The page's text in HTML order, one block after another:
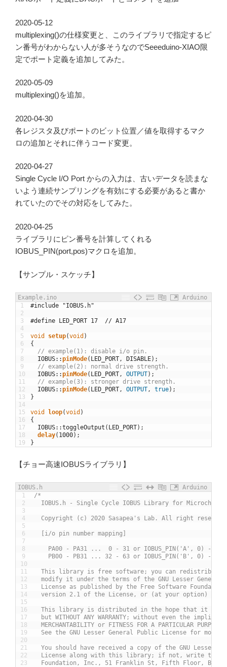
2020-05-12
multiplexing()の仕様変更と、このライブラリで指定するピ
ン番号がわからない人が多そうなのでSeeeduino-XIAO限
定でポート定義を追加してみた。
2020-05-09
multiplexing()を追加。
2020-04-30
各レジスタ及びポートのビット位置／値を取得するマク
ロの追加とそれに伴うコード変更。
2020-04-27
Single Cycle I/O Port からの入力は、古いデータを読まな
いよう連続サンプリングを有効にする必要があると書か
れていたのでその対応をしてみた。
2020-04-25
ライブラリにピン番号を計算してくれる
IOBUS_PIN(port,pos)マクロを追加。
【サンプル・スケッチ】
Example.ino
Arduino
1
2
3
4
5
6
7
8
9
10
11
12
13
14
15
16
17
18
19
#include "IOBUS.h"
#define LED_PORT 17  // A17
void setup(void )
{
// example(1): disable i/o pin.
IOBUS::pinMode( LED_PORT , DISABLE) ;
// example(2): normal drive strength.
IOBUS::pinMode( LED_PORT , OUTPUT) ;
// example(3): stronger drive strength.
IOBUS::pinMode( LED_PORT , OUTPUT , true) ;
}
void loop(void )
{
IOBUS::toggleOutput ( LED_PORT) ;
delay( 1000) ;
}
【チョー高速IOBUSライブラリ】
IOBUS.h
Arduino
1
2
3
4
5
6
7
8
9
10
11
12
13
14
15
16
17
18
19
20
21
22
23
/*
IOBUS.h - Single Cycle IOBUS Library for Microchip
Copyright (c) 2020 Sasapea's Lab. All right
[i/o pin number mapping]
PA00 - PA31 ...  0 - 31 or IOBUS_PIN('A', 0) -
PB00 - PB31 ... 32 - 63 or IOBUS_PIN('B', 0) -
This library is free software; you can redistribute
modify it under the terms of the GNU Lesser General
License as published by the Free Software
version 2.1 of the License, or (at your option) any
This library is distributed in the hope that it will
but WITHOUT ANY WARRANTY; without even the implied
MERCHANTABILITY or FITNESS FOR A PARTICULAR PURPOSE.
See the GNU Lesser General Public License for more
You should have received a copy of the GNU Lesser
License along with this library; if not, write to the
Foundation, Inc., 51 Franklin St, Fifth Floor, Boston,